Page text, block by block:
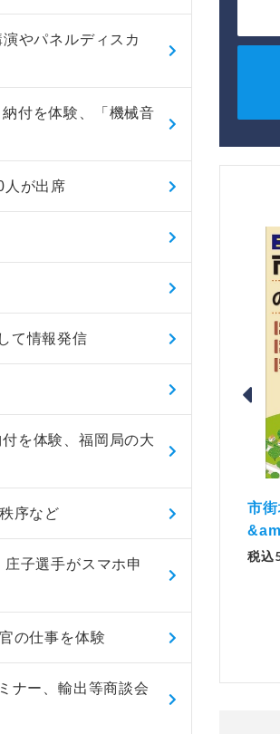
やパネルディスカ
付を体験、「機械音
人が出席
て情報発信
を体験、福岡局の大
序など
子選手がスマホ申
の仕事を体験
ナー、輸出等商談会
方と記載
市街地周辺土地の評価 Ｑ
税込5,060円